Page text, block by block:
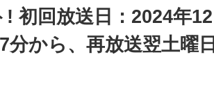
初回放送日：2024年12
から、再放送翌土曜日